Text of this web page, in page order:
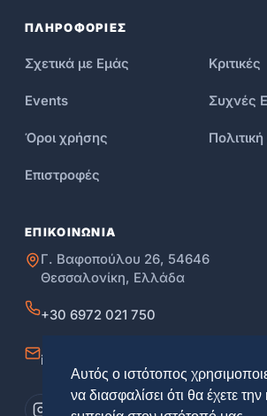
Αυτός ο ιστότοπος
να διασφαλίσει ότι θα έχετε
ΠΛΗΡΟΦΟΡΙΕΣ
Σχετικά με Εμάς Κριτικές
Events Συχνές
Όροι χρήσης
Επιστροφές
ΕΠΙΚΟΙΝΩΝΙΑ
Γ. Βαφοπούλου 26, 54646
Θεσσαλονίκη, Ελλάδα
+30 6972 021 750
info@skg.education